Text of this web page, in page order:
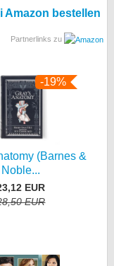
Amazon bestellen
Partnerlinks zu
-19%
(Barnes &
Noble...
EUR
EUR